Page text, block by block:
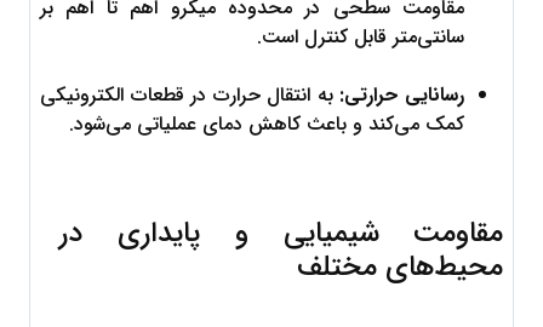
سانتی‌متر قابل کنترل است.
رسانایی حرارتی:
کمک می‌کند و باعث کاهش دمای عملیاتی می‌شود.
محیط‌های مختلف